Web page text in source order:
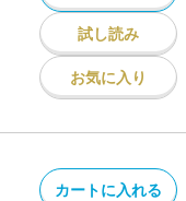
試し読み
お気に入り
カートに入れる